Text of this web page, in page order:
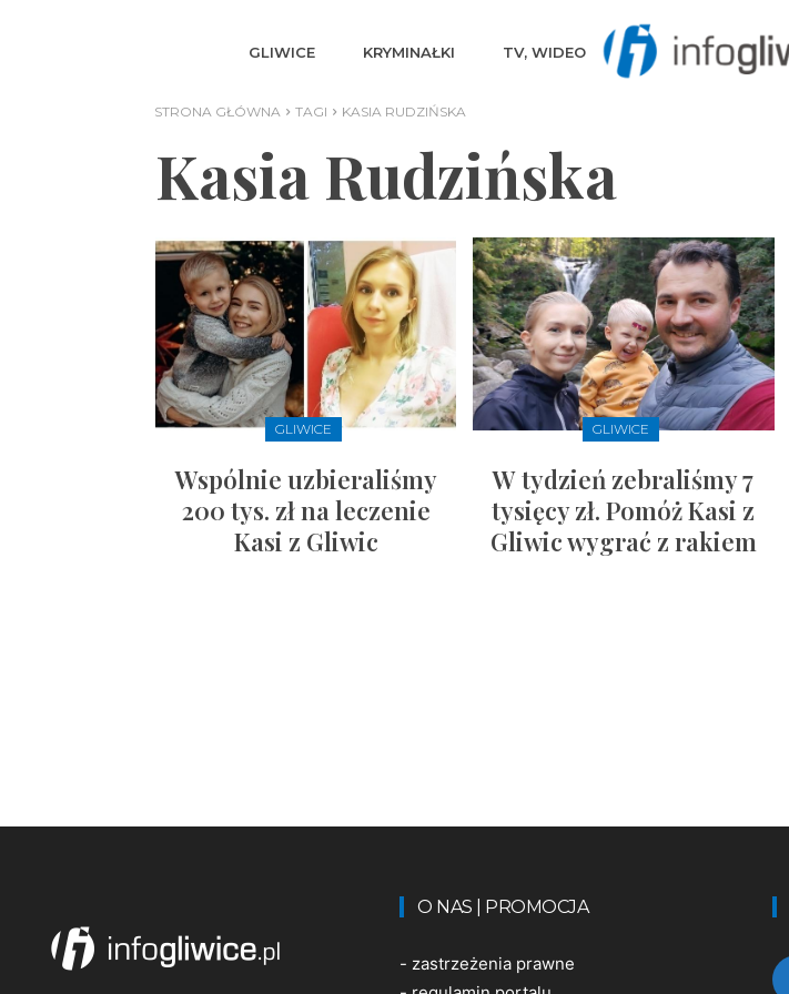
GLIWICE KRYMINAŁKI TV, WIDEO
STRONA GŁÓWNA TAGI KASIA RUDZIŃSKA
Kasia Rudzińska
GLIWICE
Wspólnie uzbieraliśmy
200 tys. zł na leczenie
Kasi z Gliwic
GLIWICE
W tydzień zebraliśmy 7
tysięcy zł. Pomóż Kasi z
Gliwic wygrać z rakiem
O NAS | PROMOCJA
- zastrzeżenia prawne